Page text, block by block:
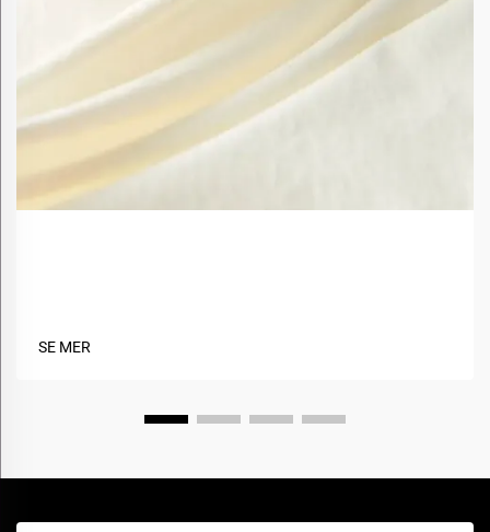
SE MER